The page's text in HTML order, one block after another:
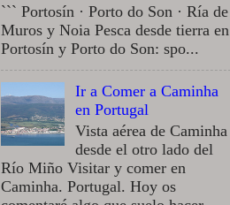
``` Portosín · Porto do Son · Ría de
Muros y Noia Pesca desde tierra en
Portosín y Porto do Son: spo...
Ir a Comer a Caminha
en Portugal
Vista aérea de Caminha
desde el otro lado del
Río Miño Visitar y comer en
Caminha. Portugal. Hoy os